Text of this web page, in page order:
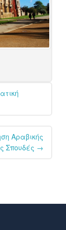
Αραβικής
Σπουδές →